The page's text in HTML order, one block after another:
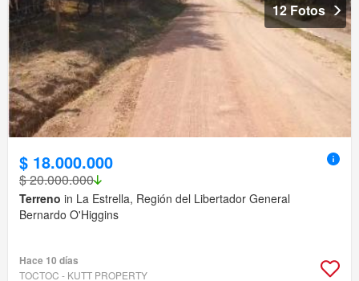
12 Fotos
$ 18.000.000
$ 20.000.000
Terreno in La Estrella, Región del Libertador General
Bernardo O'Higgins
Hace 10 días
TOCTOC - KUTT PROPERTY